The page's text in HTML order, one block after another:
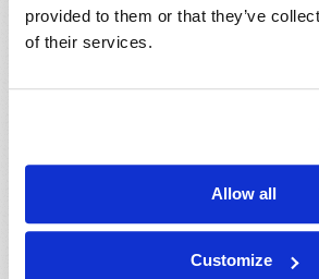
provided to them or that they’ve
of their services.
Allow all
Customize